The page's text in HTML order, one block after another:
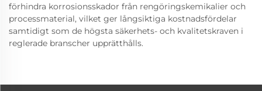
förhindra korrosionsskador från rengöringskemikalier och
processmaterial, vilket ger långsiktiga kostnadsfördelar
samtidigt som de högsta säkerhets- och kvalitetskraven i
reglerade branscher upprätthålls.